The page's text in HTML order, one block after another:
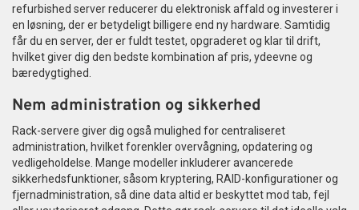
refurbished server reducerer du elektronisk affald og investerer i
en løsning, der er betydeligt billigere end ny hardware. Samtidig
får du en server, der er fuldt testet, opgraderet og klar til drift,
hvilket giver dig den bedste kombination af pris, ydeevne og
bæredygtighed.
Nem administration og sikkerhed
Rack-servere giver dig også mulighed for centraliseret
administration, hvilket forenkler overvågning, opdatering og
vedligeholdelse. Mange modeller inkluderer avancerede
sikkerhedsfunktioner, såsom kryptering, RAID-konfigurationer og
fjernadministration, så dine data altid er beskyttet mod tab, fejl